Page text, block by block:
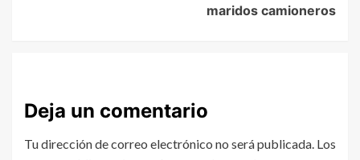
maridos camioneros
Deja un comentario
Tu dirección de correo electrónico no será publicada. Los